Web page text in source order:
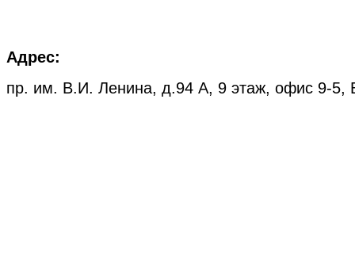
Адрес:
пр. им. В.И. Ленина, д.94 А, 9 этаж, офис 9-5,